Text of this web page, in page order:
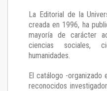
La Editorial de la
creada en 1996, ha
mayoría de carácter
ciencias sociales,
humanidades.
El catálogo -organizado
reconocidos